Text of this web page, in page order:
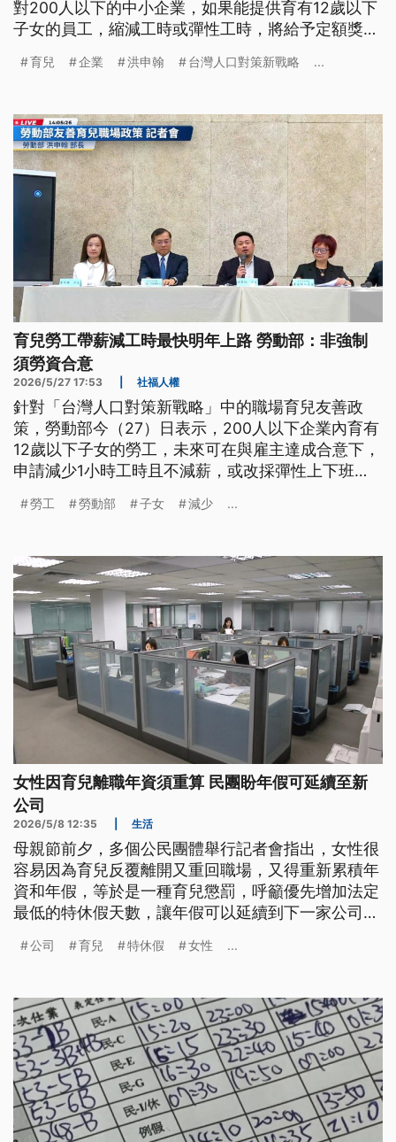
對200人以下的中小企業，如果能提供育有12歲以下
子女的員工，縮減工時或彈性工時，將給予定額獎
數，勞動部也提出「職務代理人津貼」，不分企業規
育兒 企業 洪申翰 台灣人口對策新戰略 ...
育兒勞工帶薪減工時最快明年上路 勞動部：非強制
須勞資合意
2026/5/27 17:53 社福人權
針對「台灣人口對策新戰略」中的職場育兒友善政
策，勞動部今（27）日表示，200人以下企業內育有
12歲以下子女的勞工，未來可在與雇主達成合意下，
申請減少1小時工時且不減薪，或改採彈性上下班
等補助，預估最快明（2027）年元旦上路。
勞工 勞動部 子女 減少 ...
女性因育兒離職年資須重算 民團盼年假可延續至新
公司
2026/5/8 12:35 生活
母親節前夕，多個公民團體舉行記者會指出，女性很
容易因為育兒反覆離開又重回職場，又得重新累積年
資和年假，等於是一種育兒懲罰，呼籲優先增加法定
最低的特休假天數，讓年假可以延續到下一家公司。
空間。
公司 育兒 特休假 女性 ...